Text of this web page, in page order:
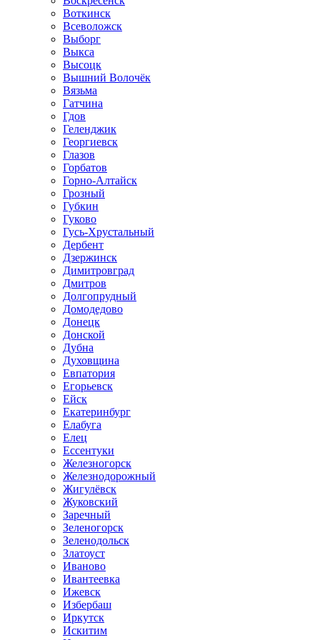
Воткинск
Всеволожск
Выборг
Выкса
Высоцк
Вышний Волочёк
Вязьма
Гатчина
Гдов
Геленджик
Георгиевск
Глазов
Горбатов
Горно-Алтайск
Грозный
Губкин
Гуково
Гусь-Хрустальный
Дербент
Дзержинск
Димитровград
Дмитров
Долгопрудный
Домодедово
Донецк
Донской
Дубна
Духовщина
Евпатория
Егорьевск
Ейск
Екатеринбург
Елабуга
Елец
Ессентуки
Железногорск
Железнодорожный
Жигулёвск
Жуковский
Заречный
Зеленогорск
Зеленодольск
Златоуст
Иваново
Ивантеевка
Ижевск
Избербаш
Иркутск
Искитим